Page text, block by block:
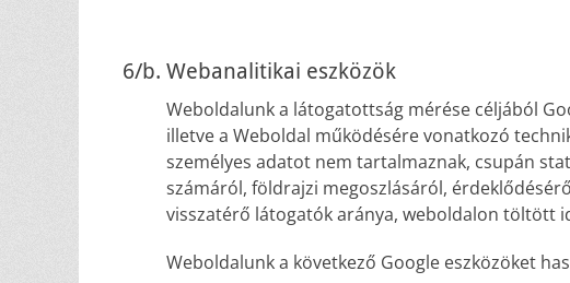
6/b. Webanalitikai eszközök
Weboldalunk a látogatottság mérése céljából
illetve a Weboldal működésére vonatkozó
személyes adatot nem tartalmaznak, csupán
számáról, földrajzi megoszlásáról,
visszatérő látogatók aránya, weboldalon töltött
Weboldalunk a következő Google eszközöket